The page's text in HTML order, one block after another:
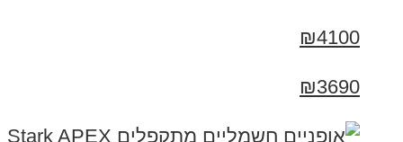
₪4100
₪3690